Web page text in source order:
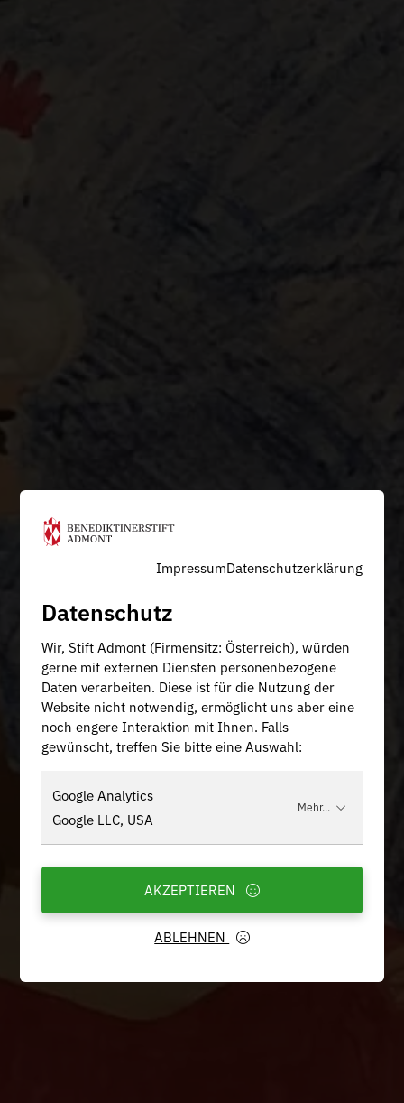
ImpressumDatenschutzerklärung
Datenschutz
Wir, Stift Admont (Firmensitz: Österreich), würden
gerne mit externen Diensten personenbezogene
Daten verarbeiten. Diese ist für die Nutzung der
Website nicht notwendig, ermöglicht uns aber eine
noch engere Interaktion mit Ihnen. Falls
gewünscht, treffen Sie bitte eine Auswahl:
Google Analytics
Google LLC, USA
Mehr...
ABLEHNEN
AKZEPTIEREN